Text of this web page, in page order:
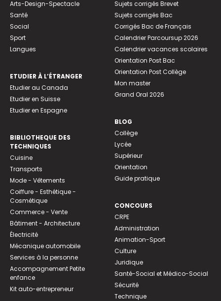
Arts-Design-Spectacle
Santé
Social
Sport
Langues
ETUDIER À L’ÉTRANGER
Etudier au Canada
Etudier en Suisse
Etudier en Espagne
BIBLIOTHEQUE DES
TECHNIQUES
Cuisine
Transports
Mode - Vêtements
Coiffure - Esthétique -
Cosmétique
Commerce - Vente
Bâtiment - Architecture
Électricité
Mécanique automobile
Services à la personne
Accompagnement Petite
enfance
Kit auto-entrepreneur
Sujets corrigés Brevet
Sujets corrigés Bac
Corrigés Bac de Français
Calendrier Parcoursup 2026
Calendrier vacances scolaires
Orientation Post Bac
Orientation Post Collège
Mon master
Grand Oral 2026
BLOG
Collège
Lycée
Supérieur
Orientation
Guide pratique
CONCOURS
CRPE
Administration
Animation-Sport
Culture
Juridique
Santé-Social et Médico-Social
Sécurité
Technique